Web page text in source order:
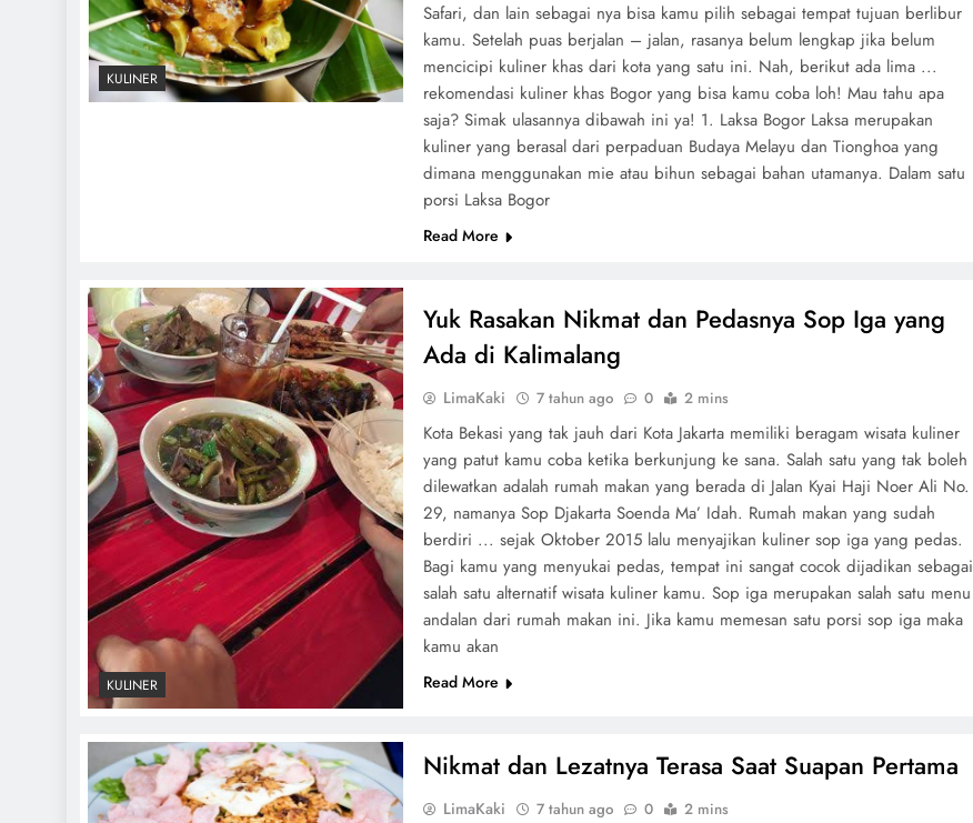
KULINER
Safari, dan lain sebagai nya bisa kamu pilih sebagai tempat tujuan berlibur
kamu. Setelah puas berjalan – jalan, rasanya belum lengkap jika belum
mencicipi kuliner khas dari kota yang satu ini. Nah, berikut ada lima ...
rekomendasi kuliner khas Bogor yang bisa kamu coba loh! Mau tahu apa
saja? Simak ulasannya dibawah ini ya! 1. Laksa Bogor Laksa merupakan
kuliner yang berasal dari perpaduan Budaya Melayu dan Tionghoa yang
dimana menggunakan mie atau bihun sebagai bahan utamanya. Dalam satu
porsi Laksa Bogor
Read More
KULINER
Yuk Rasakan Nikmat dan Pedasnya Sop Iga yang
Ada di Kalimalang
LimaKaki 7 tahun ago 0 2 mins
Kota Bekasi yang tak jauh dari Kota Jakarta memiliki beragam wisata kuliner
yang patut kamu coba ketika berkunjung ke sana. Salah satu yang tak boleh
dilewatkan adalah rumah makan yang berada di Jalan Kyai Haji Noer Ali No.
29, namanya Sop Djakarta Soenda Ma’ Idah. Rumah makan yang sudah
berdiri ... sejak Oktober 2015 lalu menyajikan kuliner sop iga yang pedas.
Bagi kamu yang menyukai pedas, tempat ini sangat cocok dijadikan sebagai
salah satu alternatif wisata kuliner kamu. Sop iga merupakan salah satu menu
andalan dari rumah makan ini. Jika kamu memesan satu porsi sop iga maka
kamu akan
Read More
Nikmat dan Lezatnya Terasa Saat Suapan Pertama
LimaKaki 7 tahun ago 0 2 mins